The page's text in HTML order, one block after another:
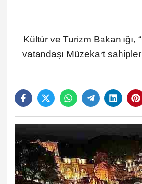
Kültür ve Turizm
vatandaşı Müzekart